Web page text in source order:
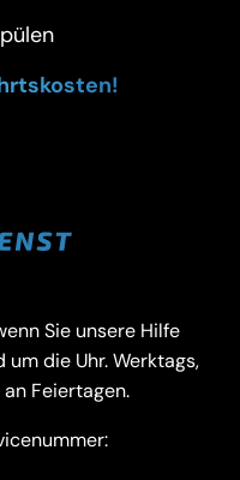
Sie unsere Hilfe
die Uhr. Werktags,
Feiertagen.